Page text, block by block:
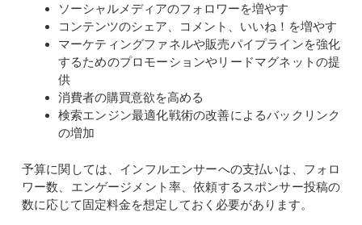
ソーシャルメディアのフォロワーを増やす
コンテンツのシェア、コメント、いいね！を増やす
マーケティングファネルや販売パイプラインを強化
するためのプロモーションやリードマグネットの提
供
消費者の購買意欲を高める
検索エンジン最適化戦術の改善によるバックリンク
の増加
予算に関しては、インフルエンサーへの支払いは、フォロ
ワー数、エンゲージメント率、依頼するスポンサー投稿の
数に応じて固定料金を想定しておく必要があります。